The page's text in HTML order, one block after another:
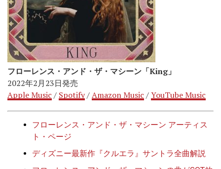
フローレンス・アンド・ザ・マシーン「King」
2022年2月23日発売
Apple Music / Spotify/Amazon Music /YouTube Music
フローレンス・アンド・ザ・マシーン アーティス
ト・ページ
ディズニー最新作『クルエラ』サントラ全曲解説